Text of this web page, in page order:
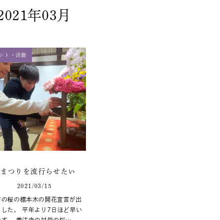
年03月
ト・活動
つりを流行らせたい
2021/03/15
の桜の標本木の開花宣言が出
した。 平年より7日ほど早い